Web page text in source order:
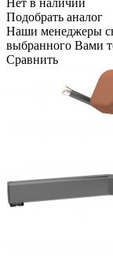
Подобрать аналог
Наши менеджеры
выбранного Вами
Сравнить